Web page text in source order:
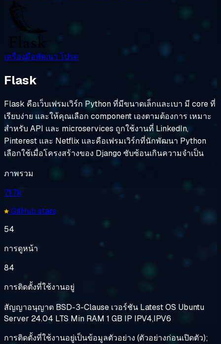
เครื่องมือพัฒนา โปรด
Flask
Flask คือเว็บเฟรมเวิร์ก Python ที่มีขนาดเล็กและเบา มี core ที่
เรียบง่าย และให้คุณเลือก component เองตามต้องการ เหมาะ
สำหรับ API และ microservices ถูกใช้งานที่ LinkedIn,
Pinterest และ Netflix และคือเฟรมเวิร์กที่นักพัฒนา Python
เลือกใช้เมื่อโครงสร้างของ Django ซับซ้อนเกินความจำเป็น
ภาพรวม
71.7k
GitHub stars
54
การดูหน้า
84
การติดตั้งที่ใช้งานอยู่
สัญญาอนุญาต BSD-3-Clause เวอร์ชัน LatestOS Ubuntu
Server 24.04 LTS Min RAM 1 GB IP IPV4,IPV6
การติดตั้งที่ใช้งานอยู่เป็นข้อมูลตัวอย่าง (ตัวอย่างก่อนเปิดตัว);